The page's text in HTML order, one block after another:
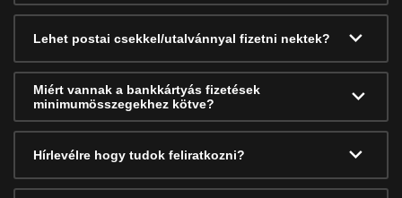
Lehet postai csekkel/utalvánnyal fizetni nektek?
Miért vannak a bankkártyás fizetések
minimumösszegekhez kötve?
Hírlevélre hogy tudok feliratkozni?